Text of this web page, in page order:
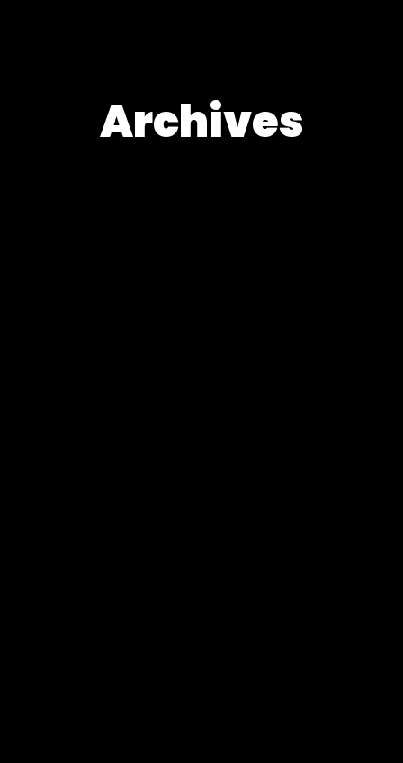
Archives